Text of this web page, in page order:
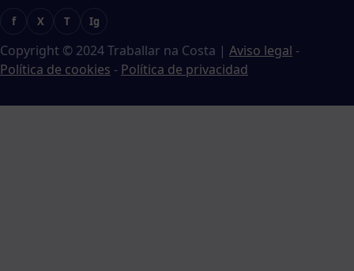
f X T Ig
Copyright © 2024 Traballar na Costa | Aviso legal -
Política de cookies - Política de privacidad